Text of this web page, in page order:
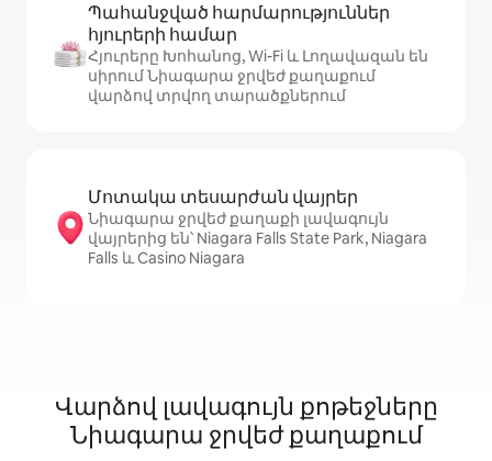
Պահանջված հարմարություններ
հյուրերի համար
Հյուրերը Խոհանոց, Wi-Fi և Լողավազան են
սիրում Նիագարա ջրվեժ քաղաքում
վարձով տրվող տարածքներում
Մոտակա տեսարժան վայրեր
Նիագարա ջրվեժ քաղաքի լավագույն
վայրերից են՝ Niagara Falls State Park, Niagara
Falls և Casino Niagara
Վարձով լավագույն քոթեջները
Նիագարա ջրվեժ քաղաքում